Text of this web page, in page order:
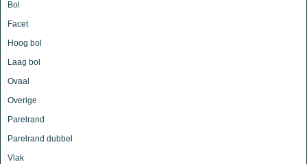
Bol
Facet
Hoog bol
Laag bol
Ovaal
Overige
Parelrand
Parelrand dubbel
Vlak